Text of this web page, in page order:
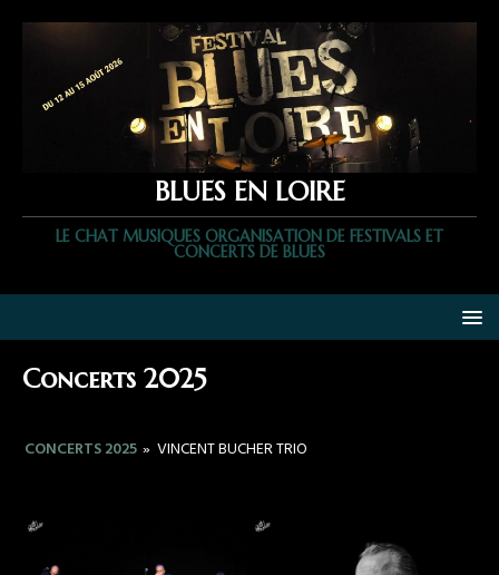
BLUES EN LOIRE
LE CHAT MUSIQUES ORGANISATION DE FESTIVALS ET
CONCERTS DE BLUES
Concerts 2025
CONCERTS 2025 » VINCENT BUCHER TRIO